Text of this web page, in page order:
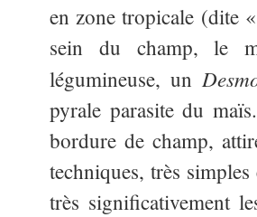
en zone tropicale (dite
sein du champ, le
légumineuse, un
pyrale parasite du
bordure de champ,
techniques, très
très significativement